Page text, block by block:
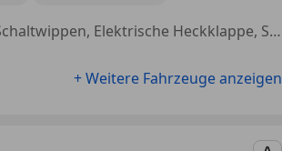
Sportfahrwerk, Sportsitze, Einparkhilfe Rückfahrkamera, Alufelgen, Schaltwippen, Elektrische Heckklappe, Sitzheizung, Elektrische Fensterheber
+ Weitere Fahrzeuge anzeigen